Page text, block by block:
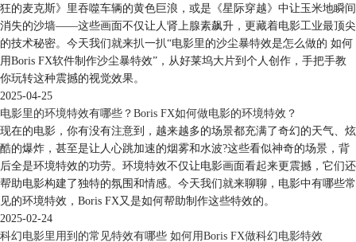
狂的麦克斯》里吞噬车辆的黄色巨浪，或是《星际穿越》中让玉米地瞬间
消失的沙墙——这些画面不仅让人肾上腺素飙升，更藏着电影工业最顶尖
的技术秘密。今天我们就来扒一扒“电影里的沙尘暴特效是怎么做的 如何
用Boris FX软件制作沙尘暴特效”，从好莱坞大片到个人创作，手把手教
你玩转这种震撼的视觉效果。
2025-04-25
电影里的环境特效有哪些？Boris FX如何做电影的环境特效？
现在的电影，你有没有注意到，越来越多的场景都充满了奇幻的天气、炫
酷的爆炸，甚至是让人心跳加速的烟雾和水波?这些看似神奇的场景，背
后全是环境特效的功劳。环境特效不仅让电影画面看起来更震撼，它们还
帮助电影构建了独特的氛围和情感。今天我们就来聊聊，电影中有哪些常
见的环境特效，Boris FX又是如何帮助制作这些特效的。
2025-02-24
科幻电影里用到的常见特效有哪些 如何用Boris FX做科幻电影特效